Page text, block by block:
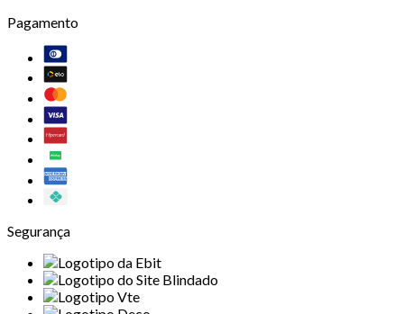
Pagamento
Segurança